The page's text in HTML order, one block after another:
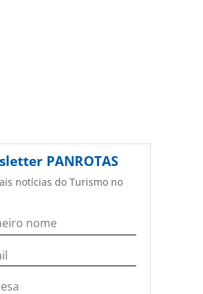
PANROTAS
notícias do Turismo no